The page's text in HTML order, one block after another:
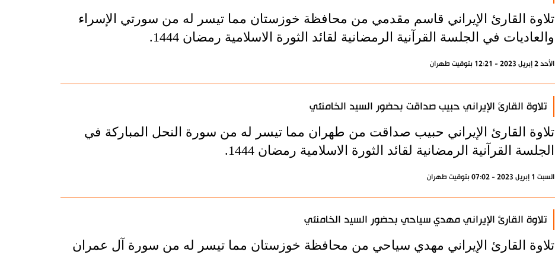
تلاوة القارئ الإيراني قاسم مقدمي من محافظة خوزستان مما تيسر له من سورتي الإسراء
والعاديات في الجلسة القرآنية الرمضانية لقائد الثورة الاسلامية رمضان 1444.
الأحد 2 إبريل 2023 - 12:21 بتوقيت طهران
تلاوة القارئ الإيراني حبيب صداقت بحضور السيد الخامنئي
تلاوة القارئ الإيراني حبيب صداقت من طهران مما تيسر له من سورة النحل المباركة في
الجلسة القرآنية الرمضانية لقائد الثورة الاسلامية رمضان 1444.
السبت 1 إبريل 2023 - 07:02 بتوقيت طهران
تلاوة القارئ الإيراني مهدي سياحي بحضور السيد الخامنئي
تلاوة القارئ الإيراني مهدي سياحي من محافظة خوزستان مما تيسر له من سورة آل عمران